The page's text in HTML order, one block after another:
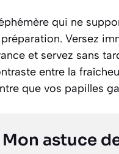
qui ne
Versez
et servez sans
entre la
que vos papilles
Mon astuce